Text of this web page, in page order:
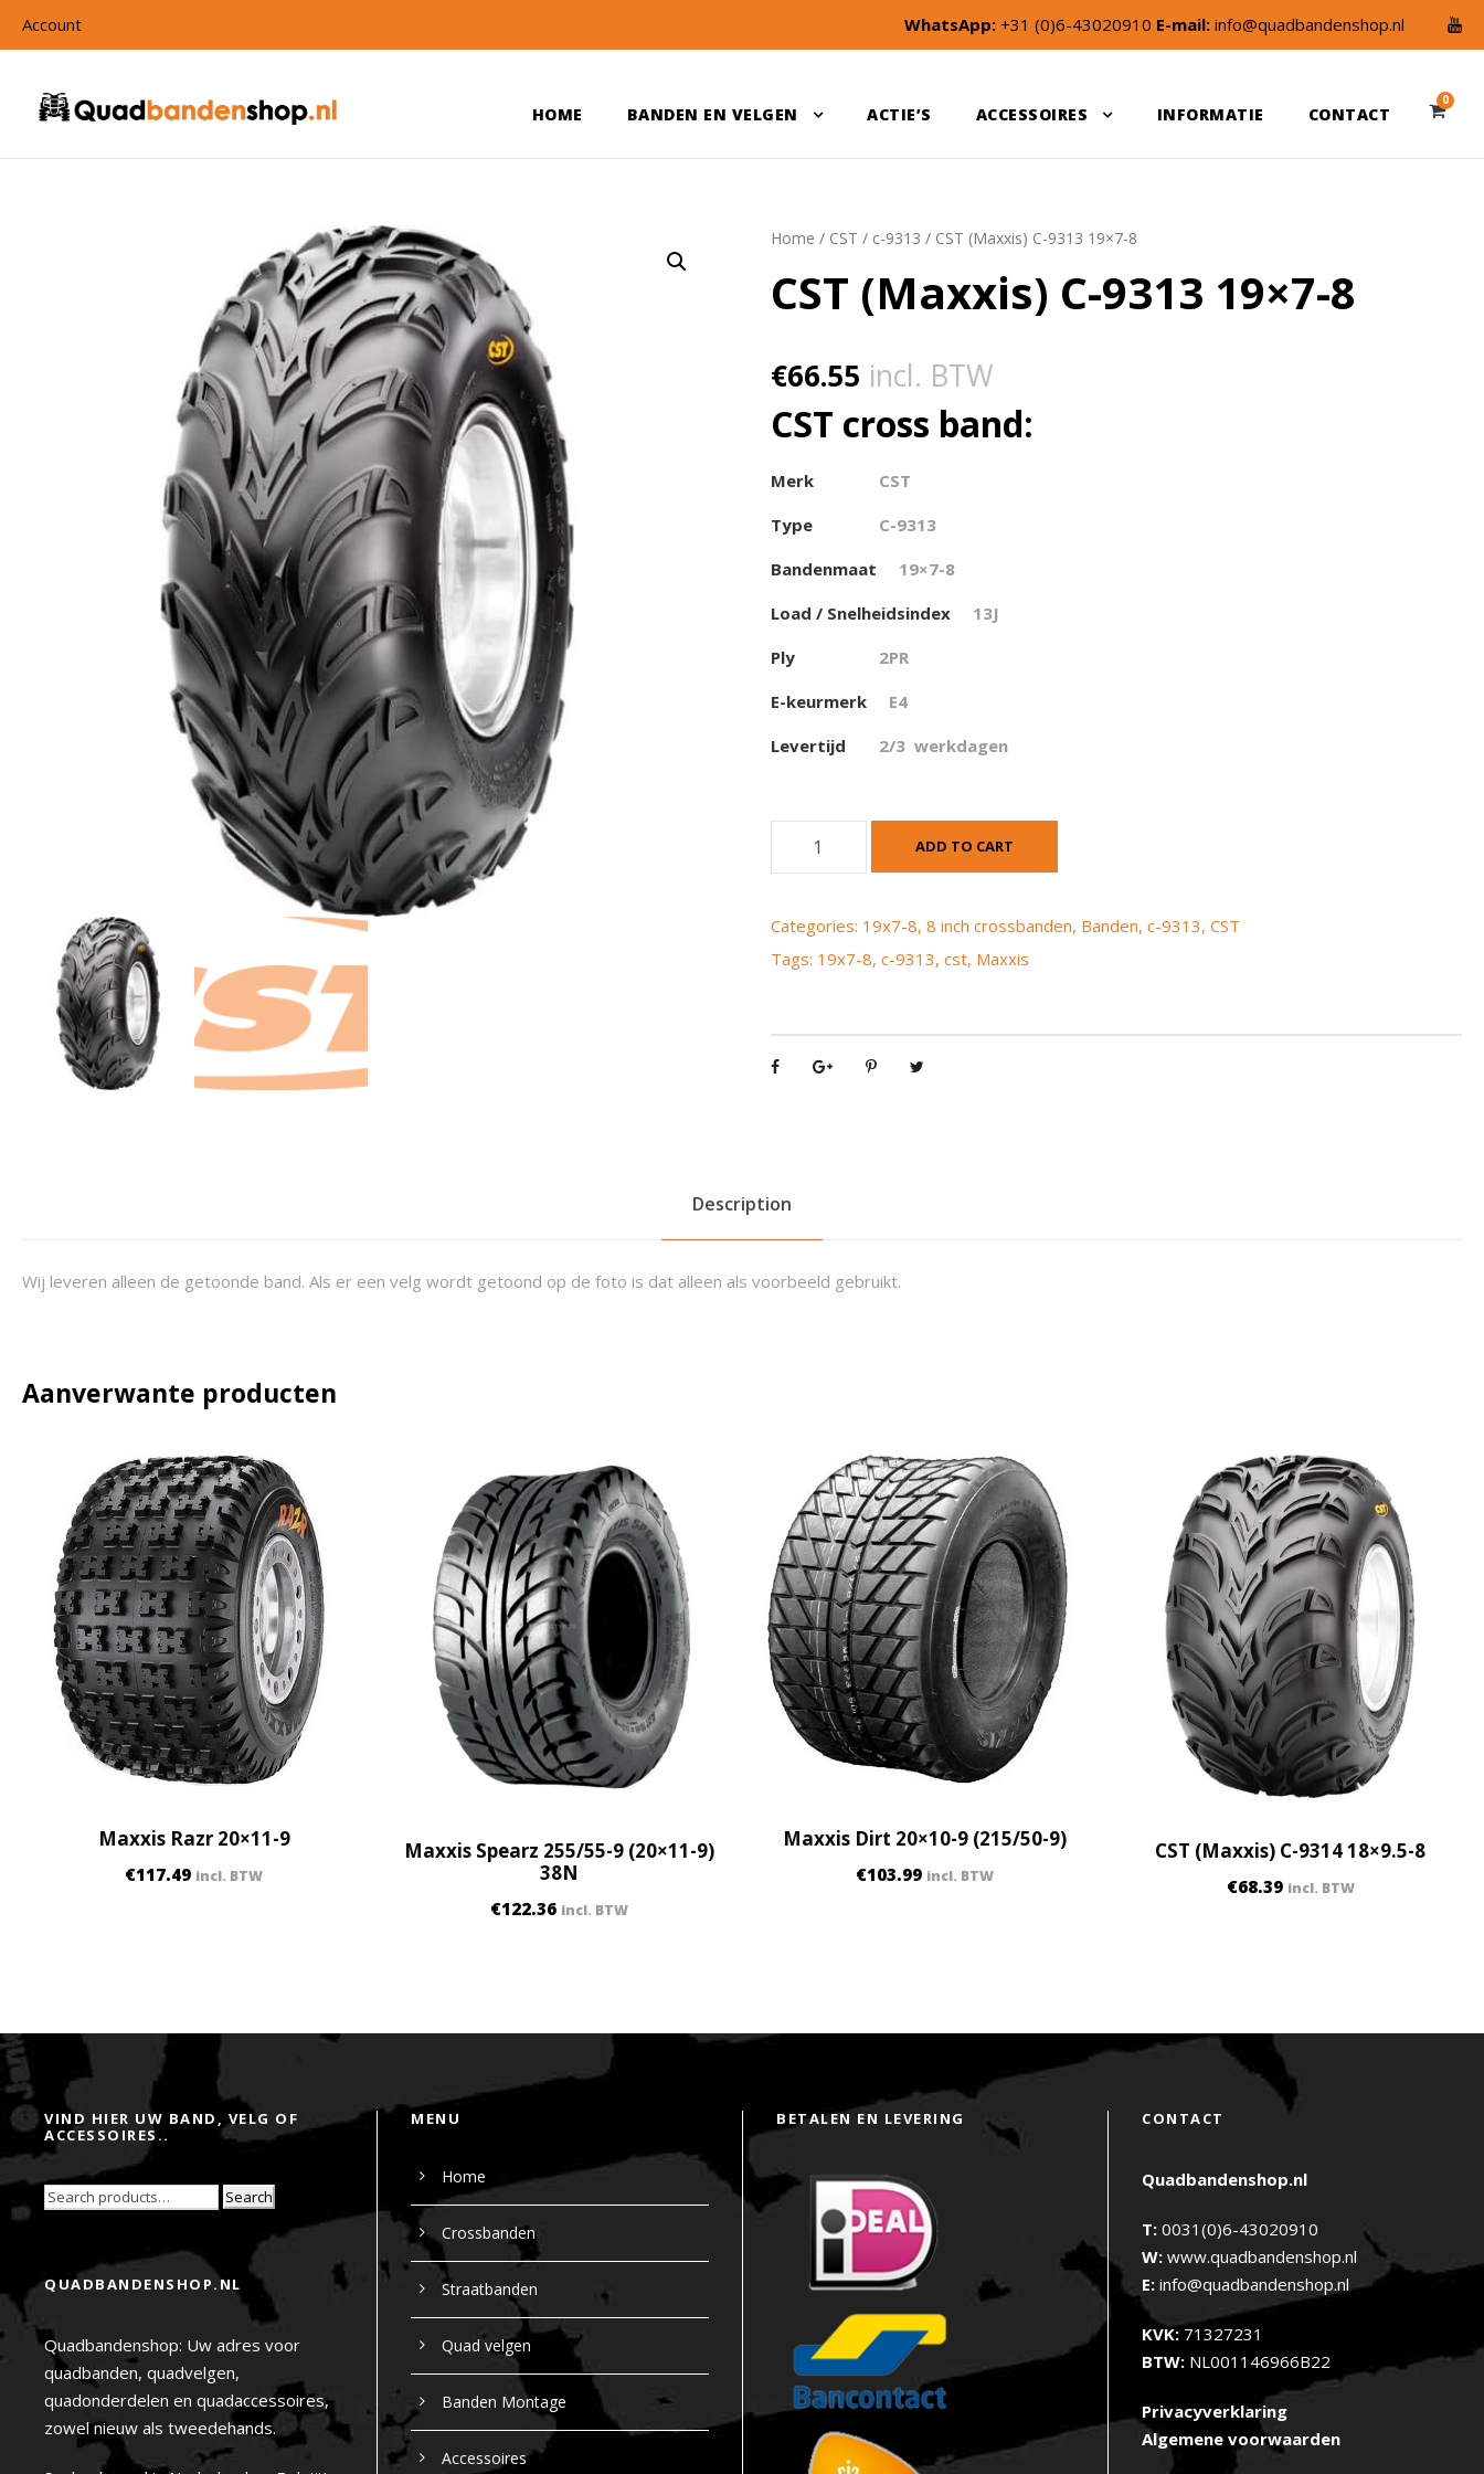
Account WhatsApp: +31 (0)6-43020910 E-mail: info@quadbandenshop.nl
HOME BANDEN EN VELGEN ACTIE’S ACCESSOIRES INFORMATIE CONTACT
0
Home / CST / c-9313 / CST (Maxxis) C-9313 19×7-8
CST (Maxxis) C-9313 19×7-8
€66.55 incl. BTW
CST cross band:
Merk
CST
Type
C-9313
Bandenmaat
19×7-8
Load / Snelheidsindex
13J
Ply
2PR
E-keurmerk
E4
Levertijd
2/3 werkdagen
(
a
1
3
n
t
i
t
y
ADD TO CART
Categories: 19x7-8,8 inch crossbanden, Banden,c-9313,CST
Tags: 19x7-8,c-9313,cst, Maxxis
Description
Wij leveren alleen de getoonde band. Als er een velg wordt getoond op de foto is dat alleen als voorbeeld gebruikt.
Aanverwante producten
Maxxis Razr 20×11-9
€117.49 incl. BTW
Maxxis Spearz 255/55-9 (20×11-9)
38N
€122.36 incl. BTW
Maxxis Dirt 20×10-9 (215/50-9)
€103.99 incl. BTW
CST (Maxxis) C-9314 18×9.5-8
€68.39 incl. BTW
VIND HIER UW BAND, VELG OF
ACCESSOIRES..
Search
QUADBANDENSHOP.NL
Quadbandenshop: Uw adres voor
quadbanden, quadvelgen,
quadonderdelen en quadaccessoires,
zowel nieuw als tweedehands.
MENU
Home
Crossbanden
Straatbanden
Quad velgen
Banden Montage
Accessoires
BETALEN EN LEVERING CONTACT
Quadbandenshop.nl
T: 0031(0)6-43020910
W: www.quadbandenshop.nl
E: info@quadbandenshop.nl
KVK: 71327231
BTW: NL001146966B22
Privacyverklaring
Algemene voorwaarden